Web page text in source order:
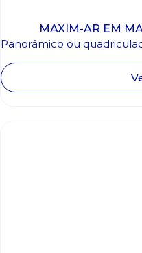
MAXIM-AR EM
Panorâmico ou